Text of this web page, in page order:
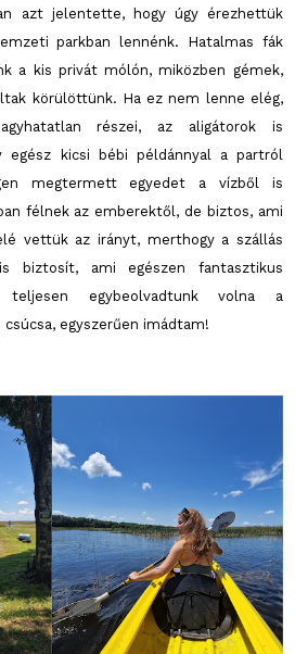
azt jelentette, hogy úgy érezhettük
parkban lennénk. Hatalmas fák
a kis privát mólón, miközben gémek,
körülöttünk. Ha ez nem lenne elég,
részei, az aligátorok is
kicsi bébi példánnyal a partról
megtermett egyedet a vízből is
félnek az emberektől, de biztos, ami
vettük az irányt, merthogy a szállás
biztosít, ami egészen fantasztikus
egybeolvadtunk volna a
egyszerűen imádtam!